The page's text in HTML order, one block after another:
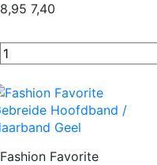
8,95 7,40
Fashion Favorite